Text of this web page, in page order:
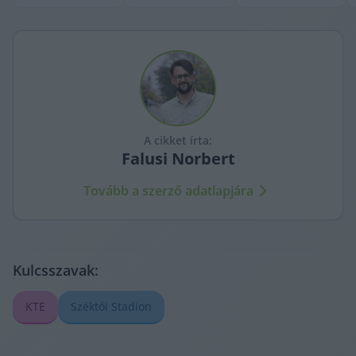
A cikket írta:
Falusi Norbert
Tovább a szerző adatlapjára
Kulcsszavak:
KTE Széktói Stadion